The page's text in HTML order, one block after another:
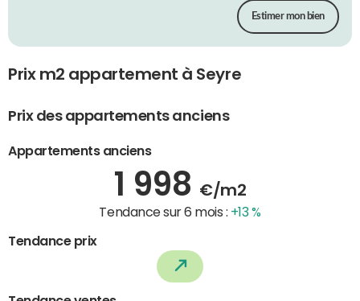
Estimer mon bien
Prix m2 appartement à Seyre
Prix des appartements anciens
Appartements anciens
1 998 €/m2
Tendance sur 6 mois : +13 %
Tendance prix